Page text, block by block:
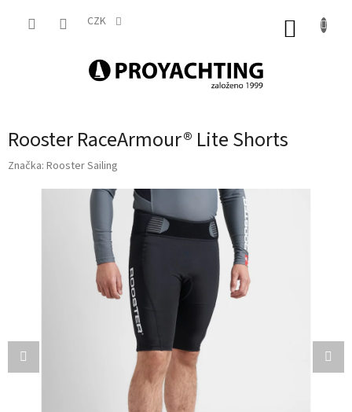
CZK
Rooster RaceArmour® Lite Shorts
Značka: Rooster Sailing